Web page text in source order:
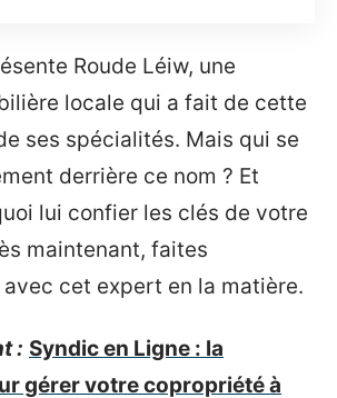
Roude Léiw, une
locale qui a fait de cette
ses spécialités. Mais qui se
derrière ce nom ? Et
lui confier les clés de votre
maintenant, faites
cet expert en la matière.
: Syndic en Ligne : la
gérer votre copropriété à